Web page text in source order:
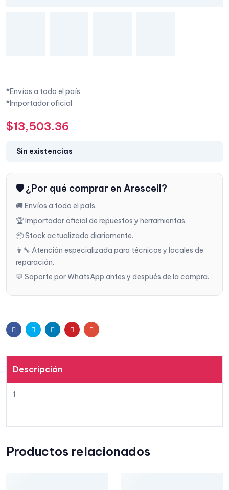
*Envíos a todo el país
*Importador oficial
$13,503.36
Sin existencias
🛡️ ¿Por qué comprar en Arescell?
🚚 Envíos a todo el país.
🏆 Importador oficial de repuestos y herramientas.
📦 Stock actualizado diariamente.
👨‍🔧 Atención especializada para técnicos y locales de
reparación.
💬 Soporte por WhatsApp antes y después de la compra.
FacebookTwitter LinkedinPinterestEmail
Descripción
1
Productos relacionados